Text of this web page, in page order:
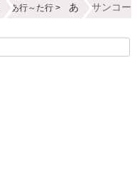
あ行～た行 あ サンコー